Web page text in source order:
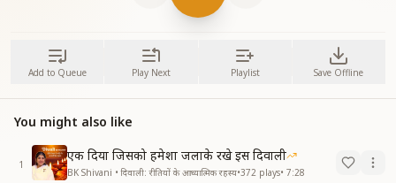
Add to Queue Play Next Playlist Save Offline
You might also like
1
एक दिया जिसको हमेशा जलाके रखे इस दिवाली
BK Shivani • दिवाली: रीतियों के आध्यात्मिक रहस्य•372 plays• 7:28